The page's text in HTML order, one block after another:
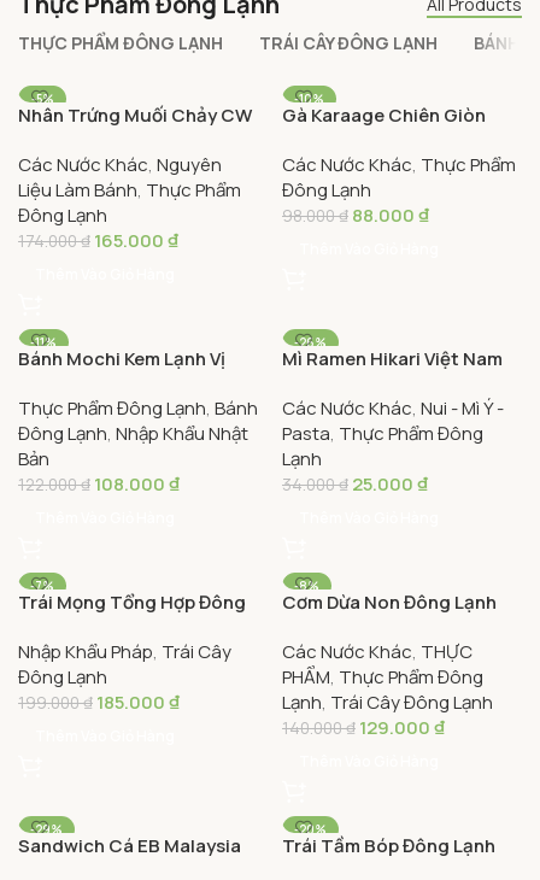
THỰC PHẨM ĐÔNG LẠNH
TRÁI CÂY ĐÔNG LẠNH BÁNH
-5%
Nhân Trứng Muối Chảy CW
Salted Egg Filling 250g
Các Nước Khác, Nguyên
Liệu Làm Bánh, Thực Phẩm
Đông Lạnh
174.000₫ 165.000₫
-10%
Gà Karaage Chiên Giòn
Japanese-Style Karaage
Chicken 300g
Các Nước Khác, Thực Phẩm
Đông Lạnh
98.000₫ 88.000₫
-11%
Bánh Mochi Kem Lạnh Vị
Lotte Japanese Mochi
Frozen Dessert Strawberry
Thực Phẩm Đông Lạnh, Bánh
Đông Lạnh, Nhập Khẩu Nhật
Bản
122.000₫ 108.000₫
-26%
Mì Ramen Hikari Việt Nam
Noodles 120g
Các Nước Khác, Nui - Mì Ý -
Pasta, Thực Phẩm Đông
Lạnh
34.000₫ 25.000₫
-7%
Trái Mọng Tổng Hợp Đông
Berries Frozen Fruits
Nhập Khẩu Pháp, Trái Cây
Đông Lạnh
199.000₫ 185.000₫
-8%
Cơm Dừa Non Đông Lạnh
Coconut Meat Slice
Các Nước Khác, THỰC
PHẨM, Thực Phẩm Đông
Lạnh, Trái Cây Đông Lạnh
140.000₫ 129.000₫
-29%
Sandwich Cá EB Malaysia
-20%
Trái Tầm Bóp Đông Lạnh